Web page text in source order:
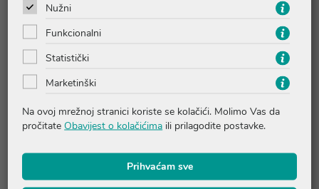
Nuxe Merveillance Lift
oko očiju
40,56 €
Nuxe Merveillance Lift
lice
50,10 €
Dodaj u košaricu
Nužni
Funkcionalni
Statistički
Marketinški
Na ovoj mrežnoj stranici koriste se kolačići. Molimo Vas da
pročitate Obavijest o kolačićima ili prilagodite postavke.
Prihvaćam sve